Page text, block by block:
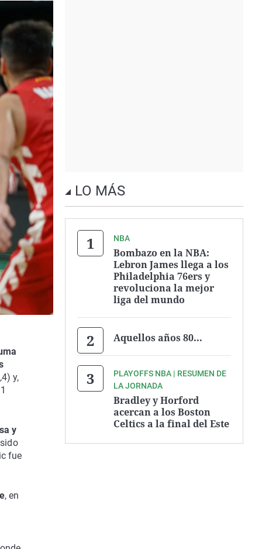
y,
y
fue
, en
LO MÁS
NBA
Bombazo en la NBA:
Lebron James llega a los
Philadelphia 76ers y
revoluciona la mejor
liga del mundo
Aquellos años 80...
PLAYOFFS NBA | RESUMEN DE
LA JORNADA
Bradley y Horford
acercan a los Boston
Celtics a la final del Este